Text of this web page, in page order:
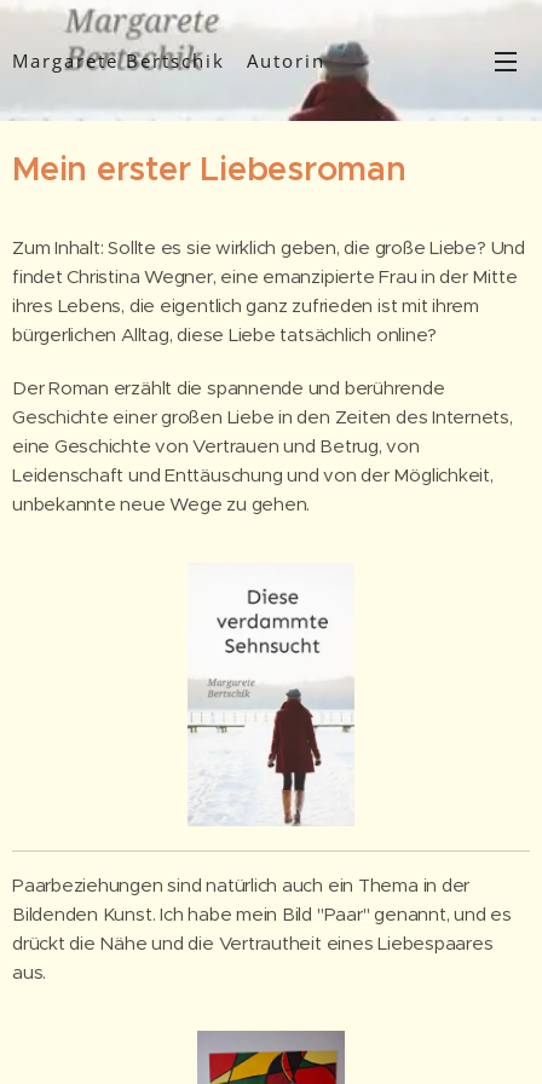
Margarete Bertschik Autorin
Mein erster Liebesroman
Zum Inhalt: Sollte es sie wirklich geben, die große Liebe? Und
findet Christina Wegner, eine emanzipierte Frau in der Mitte
ihres Lebens, die eigentlich ganz zufrieden ist mit ihrem
bürgerlichen Alltag, diese Liebe tatsächlich online?
Der Roman erzählt die spannende und berührende
Geschichte einer großen Liebe in den Zeiten des Internets,
eine Geschichte von Vertrauen und Betrug, von
Leidenschaft und Enttäuschung und von der Möglichkeit,
unbekannte neue Wege zu gehen.
Paarbeziehungen sind natürlich auch ein Thema in der
Bildenden Kunst. Ich habe mein Bild "Paar" genannt, und es
drückt die Nähe und die Vertrautheit eines Liebespaares
aus.